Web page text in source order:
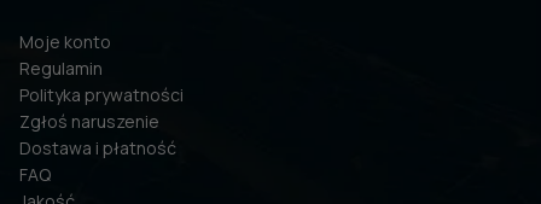
Moje konto
Regulamin
Polityka prywatności
Zgłoś naruszenie
Dostawa i płatność
FAQ